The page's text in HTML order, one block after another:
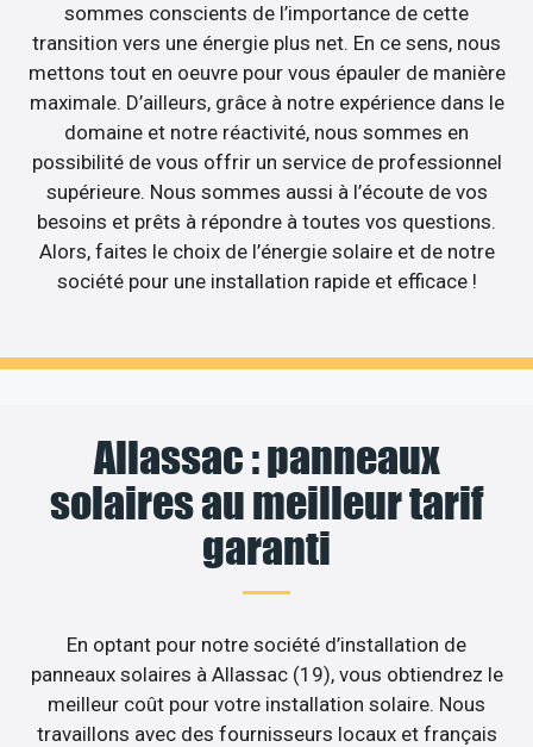
sommes conscients de l’importance de cette
transition vers une énergie plus net. En ce sens, nous
mettons tout en oeuvre pour vous épauler de manière
maximale. D’ailleurs, grâce à notre expérience dans le
domaine et notre réactivité, nous sommes en
possibilité de vous offrir un service de professionnel
supérieure. Nous sommes aussi à l’écoute de vos
besoins et prêts à répondre à toutes vos questions.
Alors, faites le choix de l’énergie solaire et de notre
société pour une installation rapide et efficace !
Allassac : panneaux
solaires au meilleur tarif
garanti
En optant pour notre société d’installation de
panneaux solaires à Allassac (19), vous obtiendrez le
meilleur coût pour votre installation solaire. Nous
travaillons avec des fournisseurs locaux et français